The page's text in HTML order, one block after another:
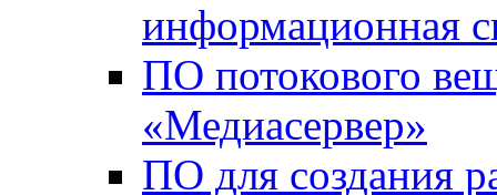
информационная
ПО потокового
«Медиасервер»
ПО для создания